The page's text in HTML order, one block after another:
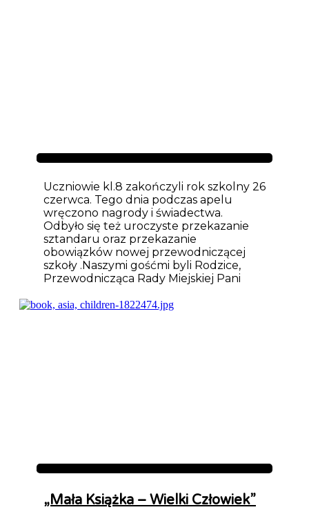
Aktualności
Uczniowie kl.8 zakończyli rok szkolny 26
czerwca. Tego dnia podczas apelu
wręczono nagrody i świadectwa.
Odbyło się też uroczyste przekazanie
sztandaru oraz przekazanie
obowiązków nowej przewodniczącej
szkoły .Naszymi gośćmi byli Rodzice,
Przewodnicząca Rady Miejskiej Pani
Aktualności
„Mała Książka – Wielki Człowiek”